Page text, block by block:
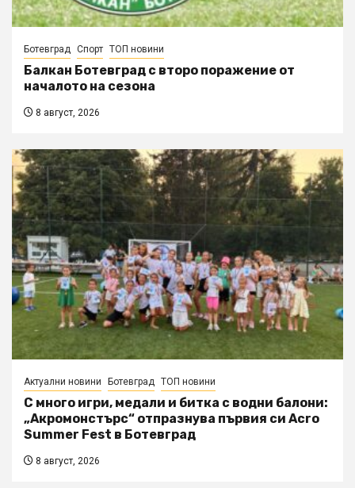
Ботевград Спорт ТОП новини
Балкан Ботевград с второ поражение от
началото на сезона
8 август, 2026
Актуални новини Ботевград ТОП новини
С много игри, медали и битка с водни балони:
„Акромонстърс“ отпразнува първия си Acro
Summer Fest в Ботевград
8 август, 2026